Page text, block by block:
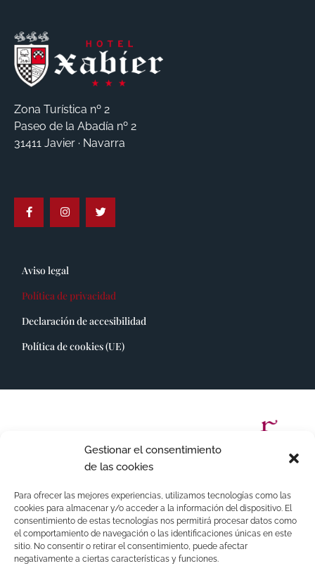
Gestionar el consentimiento
de las cookies
Para ofrecer las mejores experiencias, utilizamos tecnologías como las
cookies para almacenar y/o acceder a la información del dispositivo. El
consentimiento de estas tecnologías nos permitirá procesar datos como
el comportamiento de navegación o las identificaciones únicas en este
sitio. No consentir o retirar el consentimiento, puede afectar
negativamente a ciertas características y funciones.
Zona Turística nº 2
Paseo de la Abadía nº 2
31411 Javier · Navarra
Aviso legal
Política de privacidad
Declaración de accesibilidad
Política de cookies (UE)